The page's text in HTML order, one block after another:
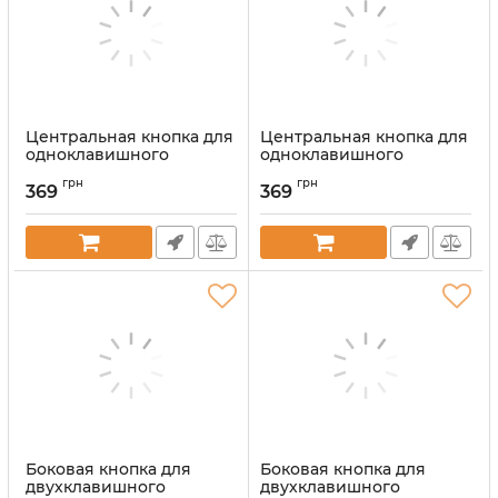
Центральная кнопка для
одноклавишного
CenterButton (1-gang)
Артикул:000046446
369 грн
Центральная кнопка для
одноклавишного
CenterButton (1-gang)
Артикул:000046449
369 грн
Боковая кнопка для
двухклавишного
Боковая кнопка для
двухклавишного